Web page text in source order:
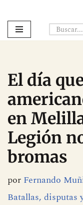
El día
en
Legión
bromas
por Fernando
Batallas, disputas